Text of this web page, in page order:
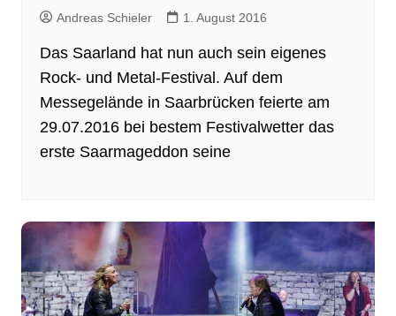
Andreas Schieler 1. August 2016
Das Saarland hat nun auch sein eigenes
Rock- und Metal-Festival. Auf dem
Messegelände in Saarbrücken feierte am
29.07.2016 bei bestem Festivalwetter das
erste Saarmageddon seine